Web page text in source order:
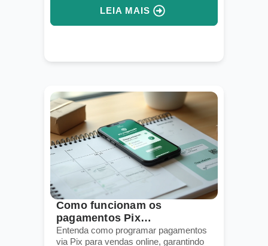
LEIA MAIS
Como funcionam os
pagamentos Pix
programados em vendas
online
Entenda como programar pagamentos
via Pix para vendas online, garantindo